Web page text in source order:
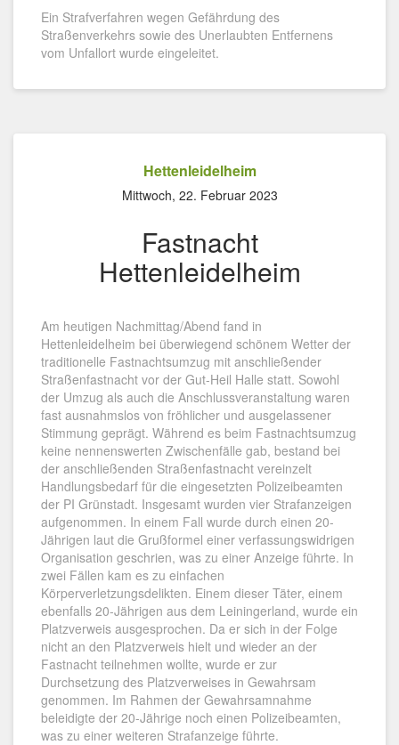
Ein Strafverfahren wegen Gefährdung des
Straßenverkehrs sowie des Unerlaubten Entfernens
vom Unfallort wurde eingeleitet.
Hettenleidelheim
Mittwoch, 22. Februar 2023
Fastnacht
Hettenleidelheim
Am heutigen Nachmittag/Abend fand in
Hettenleidelheim bei überwiegend schönem Wetter der
traditionelle Fastnachtsumzug mit anschließender
Straßenfastnacht vor der Gut-Heil Halle statt. Sowohl
der Umzug als auch die Anschlussveranstaltung waren
fast ausnahmslos von fröhlicher und ausgelassener
Stimmung geprägt. Während es beim Fastnachtsumzug
keine nennenswerten Zwischenfälle gab, bestand bei
der anschließenden Straßenfastnacht vereinzelt
Handlungsbedarf für die eingesetzten Polizeibeamten
der PI Grünstadt. Insgesamt wurden vier Strafanzeigen
aufgenommen. In einem Fall wurde durch einen 20-
Jährigen laut die Grußformel einer verfassungswidrigen
Organisation geschrien, was zu einer Anzeige führte. In
zwei Fällen kam es zu einfachen
Körperverletzungsdelikten. Einem dieser Täter, einem
ebenfalls 20-Jährigen aus dem Leiningerland, wurde ein
Platzverweis ausgesprochen. Da er sich in der Folge
nicht an den Platzverweis hielt und wieder an der
Fastnacht teilnehmen wollte, wurde er zur
Durchsetzung des Platzverweises in Gewahrsam
genommen. Im Rahmen der Gewahrsamnahme
beleidigte der 20-Jährige noch einen Polizeibeamten,
was zu einer weiteren Strafanzeige führte.